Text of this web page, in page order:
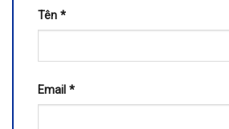
Tên *
Email *